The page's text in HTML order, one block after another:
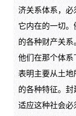
济关系体系，
它内在的一切
的各种财产关
他们在那个体
表明主要从土
的各种特征。
适应这种社会必